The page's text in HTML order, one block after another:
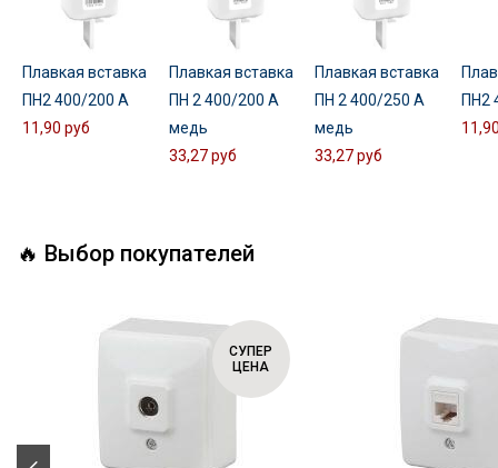
Плавкая вставка
ПН2 400/200 А
11,90 руб
Плавкая вставка
ПН 2 400/200 А
медь
33,27 руб
Плавкая вставка
ПН 2 400/250 А
медь
33,27 руб
ПН2
🔥 Выбор покупателей
СУПЕР
ЦЕНА